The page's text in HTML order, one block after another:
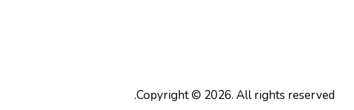
Copyright © 2026. All rights reserved.